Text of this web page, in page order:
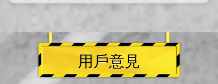
用戶意見